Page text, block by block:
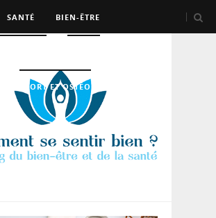
SANTÉ BIEN-ÊTRE
SPORT ET OSTÉO